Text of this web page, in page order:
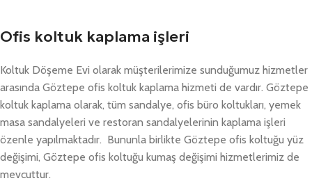
Ofis koltuk kaplama işleri
Koltuk Döşeme Evi olarak müşterilerimize sunduğumuz hizmetler
arasında Göztepe ofis koltuk kaplama hizmeti de vardır. Göztepe
koltuk kaplama olarak, tüm sandalye, ofis büro koltukları, yemek
masa sandalyeleri ve restoran sandalyelerinin kaplama işleri
özenle yapılmaktadır. Bununla birlikte Göztepe ofis koltuğu yüz
değişimi, Göztepe ofis koltuğu kumaş değişimi hizmetlerimiz de
mevcuttur.